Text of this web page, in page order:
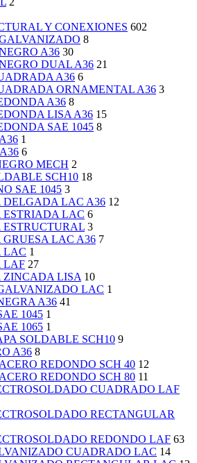
Y CONEXIONES 602
8
A36 30
DUAL A36 21
A36 6
ORNAMENTAL A36 3
A36 8
LISA A36 15
SAE 1045 8
1
6
MECH 2
SCH10 18
SAE 1045 3
DELGADA LAC A36 12
ESTRIADA LAC 6
3
LAC A36 7
LAC 1
LAF 27
ZINCADA LISA 10
LAC 1
A36 41
1045 1
1065 1
SOLDABLE SCH10 9
A36 8
REDONDO SCH 40 12
REDONDO SCH 80 11
CUADRADO LAF
RECTANGULAR
REDONDO LAF 63
CUADRADO LAC 14